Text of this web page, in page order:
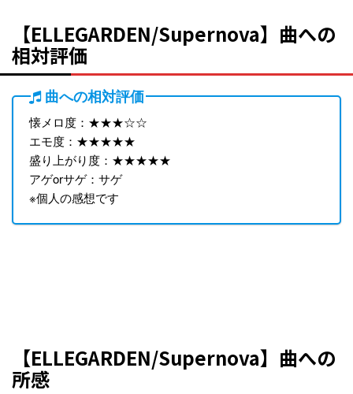
【ELLEGARDEN/Supernova】曲への
相対評価
曲への相対評価
懐メロ度：★★★☆☆
エモ度：★★★★★
盛り上がり度：★★★★★
アゲorサゲ：サゲ
※個人の感想です
【ELLEGARDEN/Supernova】曲への
所感